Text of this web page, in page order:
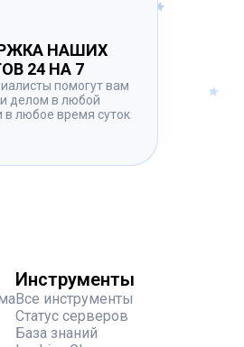
НАШИХ
24 НА 7
помогут вам
делом в любой
в любое время суток
Инструменты
Все инструменты
Статус серверов
База знаний